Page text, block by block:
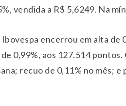
vendida a R$ 5,6249. Na
Ibovespa encerrou em alta de
0,99%, aos 127.514
recuo de 0,11% no mês; e